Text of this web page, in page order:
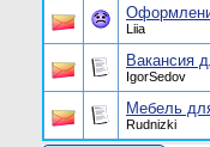
Liia
Вакансия
IgorSedov
Мебель
Rudnizki